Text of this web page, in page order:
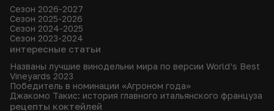
Сезон 2026-2027
Сезон 2025-2026
Сезон 2024-2025
Сезон 2023-2024
интересные статьи
Названы лучшие винодельни мира по версии World’s Best
Vineyards 2023
Победитель в номинации «Агроном года»
Джакомо Такис: история главного итальянского француза
рецепты коктейлей